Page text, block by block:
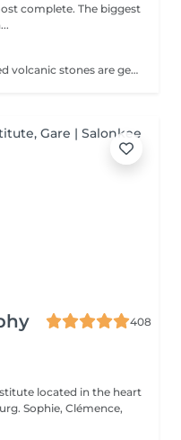
complete. The biggest
Melt away stress and tension! Heated volcanic stones are gently placed and massaged over the body to warm the muscles, increase circulation, and promote a deep state of relaxation. Perfect for relieving tension, easing anxiety, and restoring inner calm. Age restrictions: there are no age restrictions for this procedure. Post procedure recommendations: do not do sport and any sharp movements 2-3 hours after the procedure. Frequency: 1-2 times per week, 10 times in total. Repeat once in 3-6 months.
408
located in the heart